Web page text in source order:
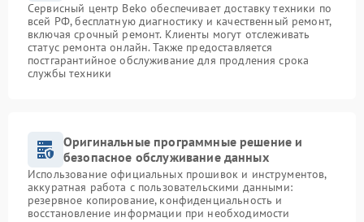
Сервисный центр Beko обеспечивает доставку техники по
всей РФ, бесплатную диагностику и качественный ремонт,
включая срочный ремонт. Клиенты могут отслеживать
статус ремонта онлайн. Также предоставляется
постгарантийное обслуживание для продления срока
службы техники
Оригинальные программные решение и
безопасное обслуживание данных
Использование официальных прошивок и инструментов,
аккуратная работа с пользовательскими данными:
резервное копирование, конфиденциальность и
восстановление информации при необходимости